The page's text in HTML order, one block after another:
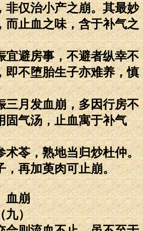
非仅治小产之崩。其最妙
而止血之味，含于补气之
房事，不避者纵幸不
即不堕胎生子亦难养，慎
发血崩，多因行房不
固气汤，止血寓于补气
，熟地当归炒杜仲。
，再加萸肉可止崩。
崩
）